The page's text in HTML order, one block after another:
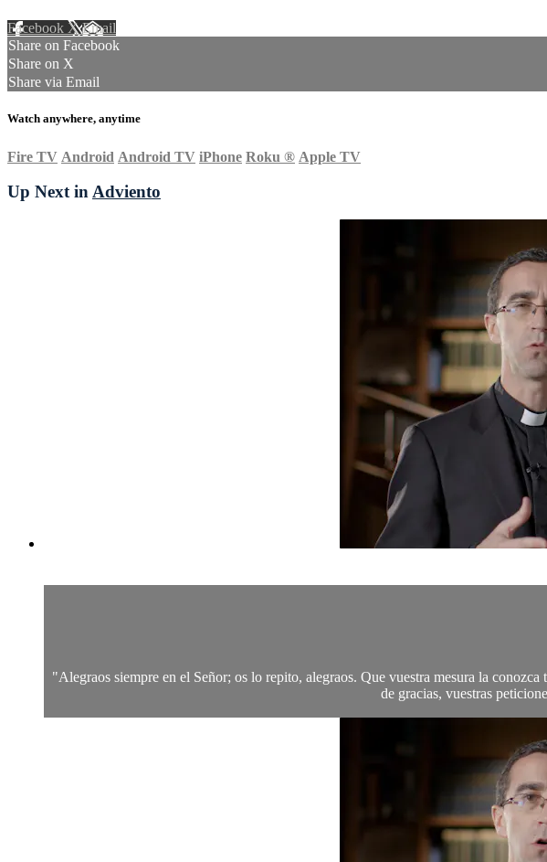
Facebook XEmail
Share on Facebook
Share on X
Share via Email
Watch anywhere, anytime
Fire TV Android Android TV iPhone Roku ® Apple TV
Up Next inAdviento
"Alegraos siempre en el Señor; os lo repito, alegraos. Que vuestra mesura la
de gracias, vuestras